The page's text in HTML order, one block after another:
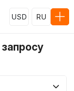
USD RU